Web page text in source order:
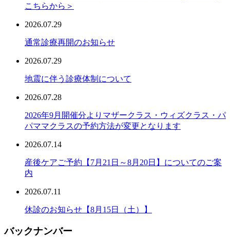
こちらから＞
2026.07.29
通常診療再開のお知らせ
2026.07.29
地震に伴う診療体制について
2026.07.28
2026年9月開催分よりマザークラス・ウィズクラス・パ
パママクラスの予約方法が変更となります
2026.07.14
産後ケアご予約【7月21日～8月20日】についてのご案
内
2026.07.11
休診のお知らせ【8月15日（土）】
バックナンバー